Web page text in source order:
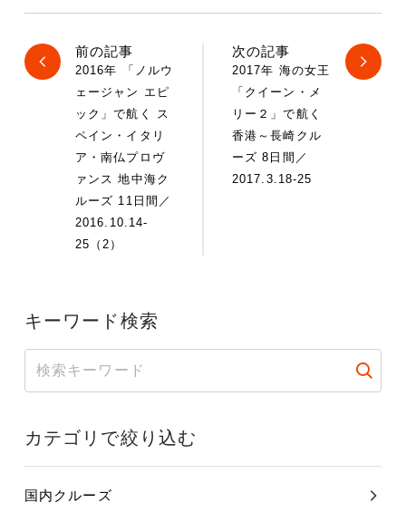
前の記事
2016年 「ノルウ
ェージャン エピ
ック」で航く ス
ペイン・イタリ
ア・南仏プロヴ
ァンス 地中海ク
ルーズ 11日間／
2016.10.14-
25（2）
次の記事
2017年 海の女王
「クイーン・メ
リー２」で航く
香港～長崎クル
ーズ 8日間／
2017.3.18-25
キーワード検索
カテゴリで絞り込む
国内クルーズ